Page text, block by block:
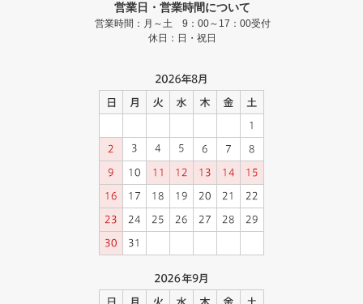
営業日・営業時間について
営業時間：月～土 9：00～17：00受付
休日：日・祝日